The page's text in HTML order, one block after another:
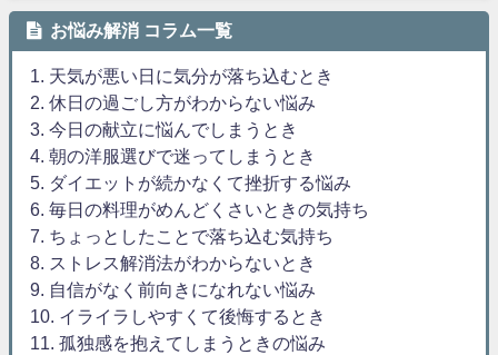
お悩み解消 コラム一覧
1. 天気が悪い日に気分が落ち込むとき
2. 休日の過ごし方がわからない悩み
3. 今日の献立に悩んでしまうとき
4. 朝の洋服選びで迷ってしまうとき
5. ダイエットが続かなくて挫折する悩み
6. 毎日の料理がめんどくさいときの気持ち
7. ちょっとしたことで落ち込む気持ち
8. ストレス解消法がわからないとき
9. 自信がなく前向きになれない悩み
10. イライラしやすくて後悔するとき
11. 孤独感を抱えてしまうときの悩み